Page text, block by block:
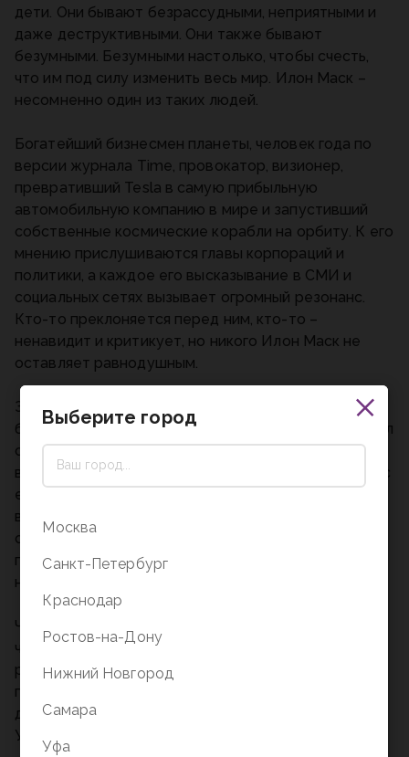
дети. Они бывают безрассудными, неприятными и
даже деструктивными. Они также бывают
безумными. Безумными настолько, чтобы счесть,
что им под силу изменить весь мир. Илон Маск –
несомненно один из таких людей.
Богатейший бизнесмен планеты, человек года по
версии журнала Time, провокатор, визионер,
превративший Tesla в самую прибыльную
автомобильную компанию в мире и запустивший
собственные космические корабли на орбиту. К его
мнению прислушиваются главы корпораций и
политики, а каждое его высказывание в СМИ и
социальных сетях вызывает огромный резонанс.
Кто-то преклоняется перед ним, кто-то –
ненавидит и критикует, но никого Илон Маск не
оставляет равнодушным.
Знаменитый журналист Уолтер Айзексон, автор
биографии Стива Джобса, почти неразлучно провел
с Маском два года, посещая с ним все личные
встречи и деловые мероприятия. Он побеседовал с
его родными и друзьями, бывшими и нынешними
возлюбленными, коллегами и врагами, чтобы
составить наиболее полный и беспристрастный
портрет одного из самых влиятельных и
неоднозначных героев нашего времени.
Что же сформировало этого незаурядного
человека? Чем он руководствуется, принимая
решения, влияющие, возможно, на судьбу всей
планеты? И кто же Илон Маск все-таки на самом
деле – гений или злодей? На все эти вопросы
Уолтер Айзексон ищет ответы в своей книге.
Выберите город
Москва
Санкт-Петербург
Краснодар
Ростов-на-Дону
Нижний Новгород
Самара
Уфа